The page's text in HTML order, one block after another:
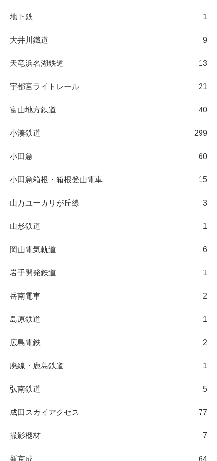
地下鉄 1
大井川鐵道 9
天竜浜名湖鉄道 13
宇都宮ライトレール 21
富山地方鉄道 40
小湊鉄道 299
小田急 60
小田急箱根・箱根登山電車 15
山万ユーカリが丘線 3
山形鉄道 1
岡山電気軌道 6
岩手開発鉄道 1
岳南電車 2
島原鉄道 1
広島電鉄 2
廃線・鹿島鉄道 1
弘南鉄道 5
成田スカイアクセス 77
撮影機材 7
新京成 64